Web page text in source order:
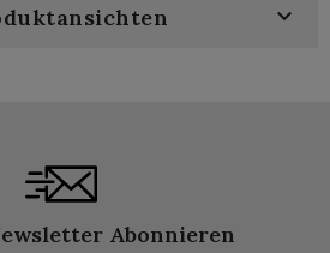

Abonnieren